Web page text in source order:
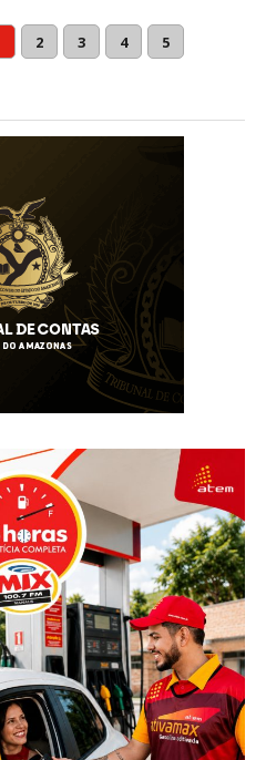
2 3 4 5